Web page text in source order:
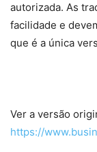
autorizada. As
facilidade e
que é a única
Ver a versão
https://